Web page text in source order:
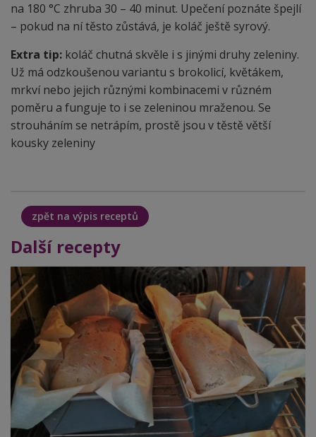
na 180 °C zhruba 30 – 40 minut. Upečení poznáte špejlí
– pokud na ní těsto zůstává, je koláč ještě syrový.
Extra tip: koláč chutná skvěle i s jinými druhy zeleniny.
Už má odzkoušenou variantu s brokolicí, květákem,
mrkví nebo jejich různými kombinacemi v různém
poměru a funguje to i se zeleninou mraženou. Se
strouháním se netrápím, prostě jsou v těstě větší
kousky zeleniny
zpět na výpis receptů
Další recepty